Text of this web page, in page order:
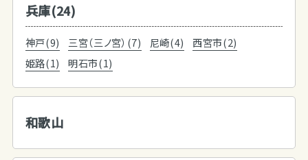
兵庫(24)
神戸(9) 三宮（三ノ宮）(7) 尼崎(4)
西宮市(2)
姫路(1)
明石市(1)
和歌山